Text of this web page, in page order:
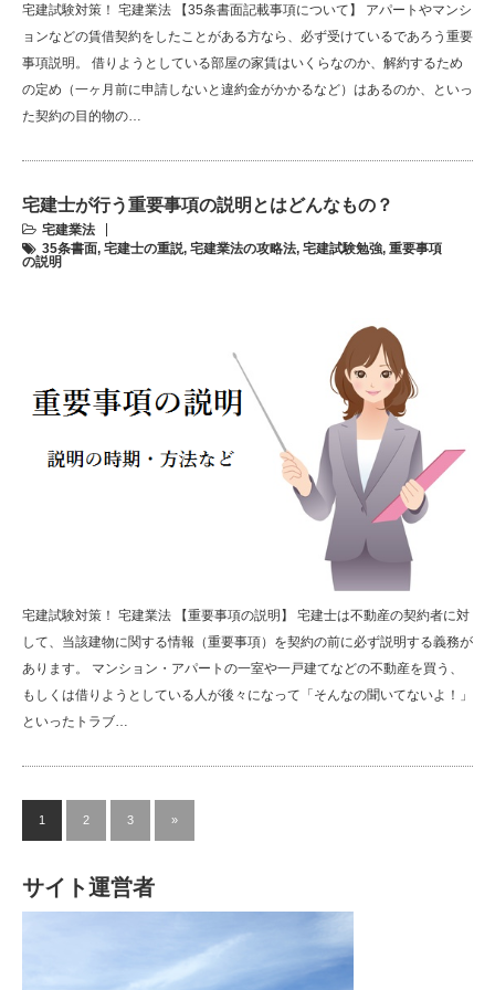
宅建試験対策！ 宅建業法 【35条書面記載事項について】 アパートやマンシ
ョンなどの賃借契約をしたことがある方なら、必ず受けているであろう重要
事項説明。 借りようとしている部屋の家賃はいくらなのか、解約するため
の定め（一ヶ月前に申請しないと違約金がかかるなど）はあるのか、といっ
た契約の目的物の…
宅建士が行う重要事項の説明とはどんなもの？
宅建業法
35条書面, 宅建士の重説, 宅建業法の攻略法, 宅建試験勉強, 重要事項
の説明
宅建試験対策！ 宅建業法 【重要事項の説明】 宅建士は不動産の契約者に対
して、当該建物に関する情報（重要事項）を契約の前に必ず説明する義務が
あります。 マンション・アパートの一室や一戸建てなどの不動産を買う、
もしくは借りようとしている人が後々になって「そんなの聞いてないよ！」
といったトラブ…
1 2 3 »
サイト運営者